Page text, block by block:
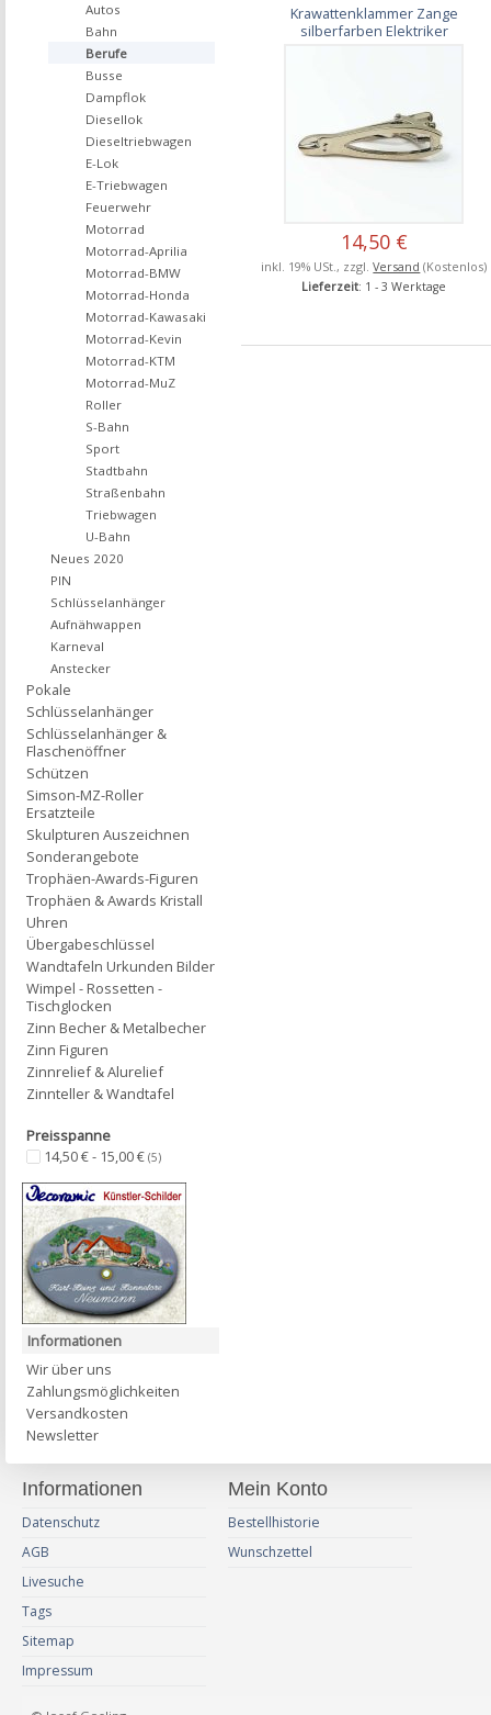
Krawattenklammer Zange
silberfarben Elektriker
14,50 €
inkl. 19% USt., zzgl.Versand (Kostenlos)
Lieferzeit: 1 - 3 Werktage
Autos
Bahn
Berufe
Busse
Dampflok
Diesellok
Dieseltriebwagen
E-Lok
E-Triebwagen
Feuerwehr
Motorrad
Motorrad-Aprilia
Motorrad-BMW
Motorrad-Honda
Motorrad-Kawasaki
Motorrad-Kevin
Motorrad-KTM
Motorrad-MuZ
Roller
S-Bahn
Sport
Stadtbahn
Straßenbahn
Triebwagen
U-Bahn
Neues 2020
PIN
Schlüsselanhänger
Aufnähwappen
Karneval
Anstecker
Pokale
Schlüsselanhänger
Schlüsselanhänger &
Flaschenöffner
Schützen
Simson-MZ-Roller
Ersatzteile
Skulpturen Auszeichnen
Sonderangebote
Trophäen-Awards-Figuren
Trophäen & Awards Kristall
Uhren
Übergabeschlüssel
Wandtafeln Urkunden Bilder
Wimpel - Rossetten -
Tischglocken
Zinn Becher & Metalbecher
Zinn Figuren
Zinnrelief & Alurelief
Zinnteller & Wandtafel
Preisspanne
14,50 € - 15,00 € (5)
Informationen
Wir über uns
Zahlungsmöglichkeiten
Versandkosten
Newsletter
Informationen
Datenschutz
AGB
Livesuche
Tags
Sitemap
Impressum
Mein Konto
Bestellhistorie
Wunschzettel